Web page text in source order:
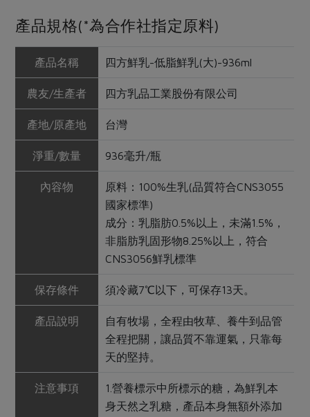
產品規格(*為合作社指定原料)
產品名稱 四方鮮乳-低脂鮮乳(大)-936ml
農友/生產者 四方乳品工業股份有限公司
產地/原產地 台灣
淨重/數量 936毫升/瓶
內容物
原料：100%生乳(品質符合CNS3055
國家標準)
成分：乳脂肪0.5%以上，未滿1.5%，
非脂肪乳固形物8.25%以上，符合
CNS3056鮮乳標準
保存條件 須冷藏7℃以下，可保存13天。
產品說明
自有牧場，全程由牧草、養牛到品管
全程把關，讓品質不靠運氣，只靠每
天的堅持。
注意事項
1.營養標示中所標示的糖，為鮮乳本
身天然之乳糖，產品本身無額外添加